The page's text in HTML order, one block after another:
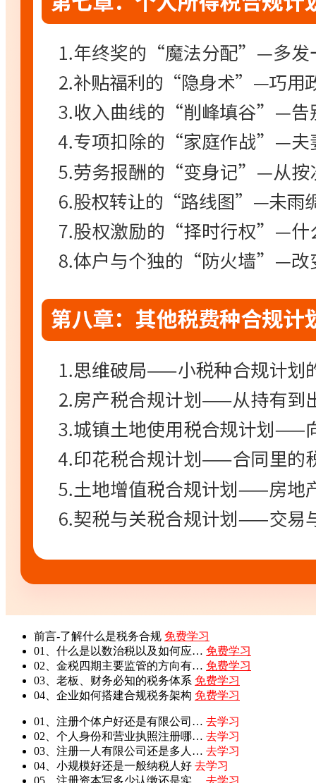
前言-了解什么是税务合规 免费学习
01、什么是以数治税以及如何应… 免费学习
02、金税四期主要监管的方向有… 免费学习
03、老板、财务必知的税务体系 免费学习
04、企业如何搭建合规税务架构 免费学习
01、注册个体户好还是有限公司… 去学习
02、个人身份和营业执照注册哪… 去学习
03、注册一人有限公司还是多人… 去学习
04、小规模好还是一般纳税人好 去学习